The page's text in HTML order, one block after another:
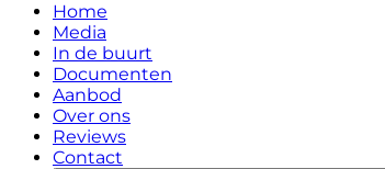
Home
Media
In de buurt
Documenten
Aanbod
Over ons
Reviews
Contact